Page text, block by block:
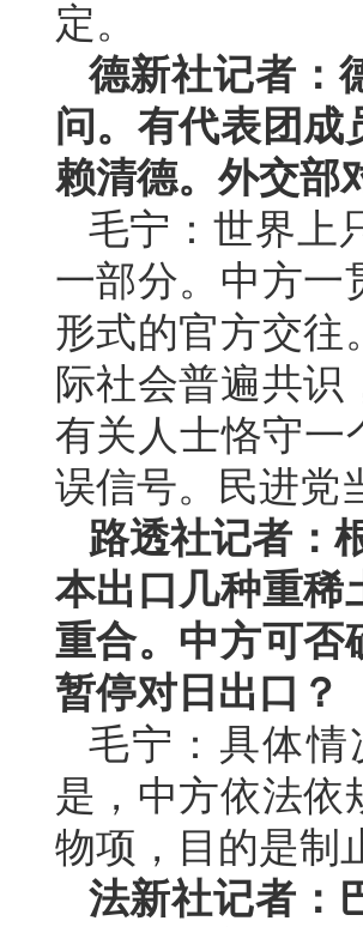
定。
德新社记者：
问。有代表团成
赖清德。外交部
毛宁：世界上
一部分。中方一
形式的官方交往
际社会普遍共
有关人士恪守一
误信号。民进党
路透社记者：
本出口几种重稀
重合。中方可否
暂停对日出口？
毛宁：具体
是，中方依法依
物项，目的是制
法新社记者：